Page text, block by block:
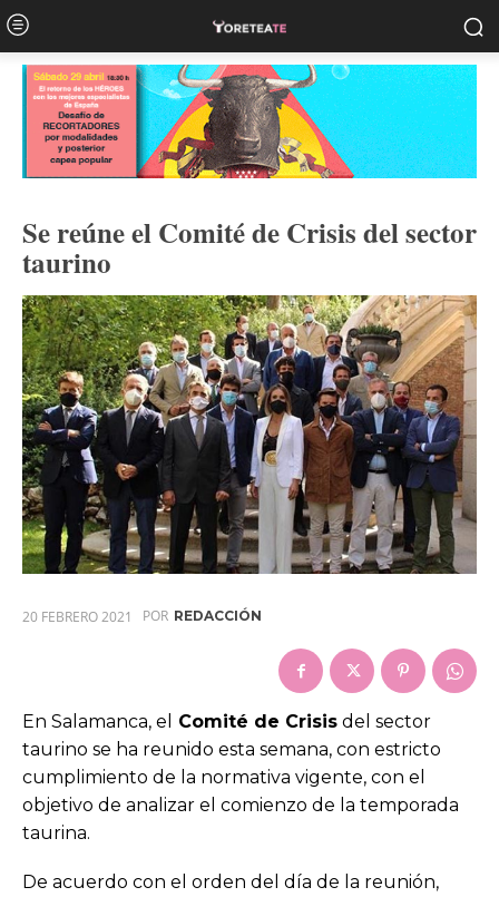
Se reúne el Comité de Crisis del sector
taurino
20 FEBRERO 2021 POR REDACCIÓN
En Salamanca, el Comité de Crisis del sector
taurino se ha reunido esta semana, con estricto
cumplimiento de la normativa vigente, con el
objetivo de analizar el comienzo de la temporada
taurina.
De acuerdo con el orden del día de la reunión,